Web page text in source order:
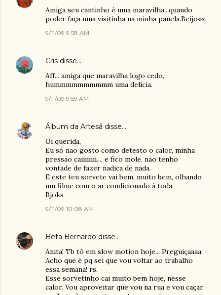
Amiga seu cantinho é uma maravilha...quando
poder faça uma visitinha na minha panela.Beijo««
9/11/09 9:58 AM
Cris disse…
Aff... amiga que maravilha logo cedo,
hummmmmmmmmm uma delícia.
9/11/09 9:59 AM
Álbum da Artesã disse…
Oi querida,
Eu só não gosto como detesto o calor, minha
pressão caiiiiiiii.... e fico mole, não tenho
vontade de fazer nadica de nada.
E este teu sorvete vai bem, muito bem, olhando
um filme com o ar condicionado à toda.
Bjoks
9/11/09 10:08 AM
Beta Bernardo disse…
Anita! Tb tô em slow motion hoje... Preguiçaaaa.
Acho que é pq sei que vou voltar ao trabalho
essa semana! rs.
Esse sorvetinho cai muito bem hoje, nesse
calor. Vou aproveitar que vou na rua e vou caçar